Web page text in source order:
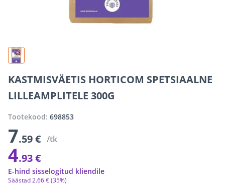
KASTMISVÄETIS HORTICOM SPETSIAALNE
LILLEAMPLITELE 300G
Tootekood: 698853
7.59 € /tk
4.93 €
Säästad2.66 €(35%)
E-hind sisselogitud kliendile